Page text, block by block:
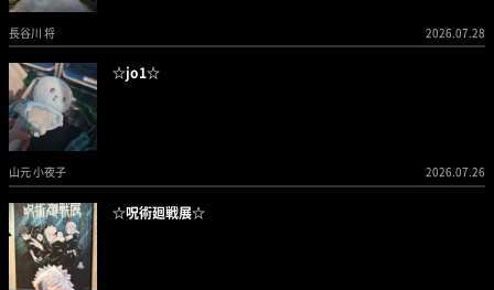
長谷川 将 2026.07.28
☆jo1☆
山元 小夜子 2026.07.26
☆呪術廻戦展☆